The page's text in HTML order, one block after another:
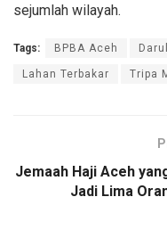
sejumlah wilayah.
Tags: BPBA Aceh
Lahan Terbakar Tripa
Jemaah Haji Aceh
Jadi Lima